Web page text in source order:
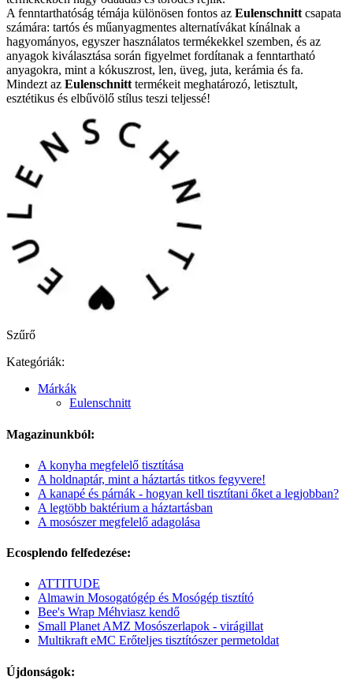
A fenntarthatóság témája különösen fontos az Eulenschnittcsapata
számára: tartós és műanyagmentes alternatívákat kínálnak a
hagyományos, egyszer használatos termékekkel szemben, és az
anyagok kiválasztása során figyelmet fordítanak a fenntartható
anyagokra, mint a kókuszrost, len, üveg, juta, kerámia és fa.
Mindezt az Eulenschnitttermékeit meghatározó, letisztult,
esztétikus és elbűvölő stílus teszi teljessé!
Szűrő
Kategóriák:
Márkák
Eulenschnitt
Magazinunkból:
A konyha megfelelő tisztítása
A holdnaptár, mint a háztartás titkos fegyvere!
A kanapé és párnák - hogyan kell tisztítani őket a legjobban?
A legtöbb baktérium a háztartásban
A mosószer megfelelő adagolása
Ecosplendo felfedezése:
ATTITUDE
Almawin Mosogatógép és Mosógép tisztító
Bee's Wrap Méhviasz kendő
Small Planet AMZ Mosószerlapok - virágillat
Multikraft eMC Erőteljes tisztítószer permetoldat
Újdonságok: